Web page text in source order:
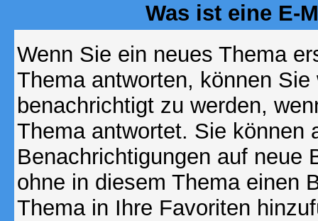
Was ist eine E-
Wenn Sie ein neues Thema
Thema antworten, können
benachrichtigt zu werden,
Thema antwortet. Sie können
Benachrichtigungen auf neue
ohne in diesem Thema einen
Thema in Ihre Favoriten